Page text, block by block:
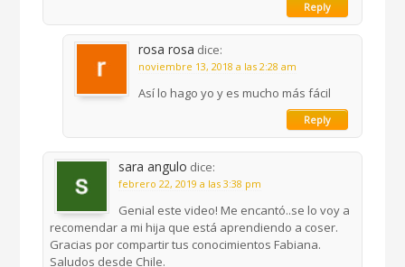
Reply
rosa rosa dice:
noviembre 13, 2018 a las 2:28 am
Así lo hago yo y es mucho más fácil
Reply
sara angulo dice:
febrero 22, 2019 a las 3:38 pm
Genial este video! Me encantó..se lo voy a
recomendar a mi hija que está aprendiendo a coser.
Gracias por compartir tus conocimientos Fabiana.
Saludos desde Chile.